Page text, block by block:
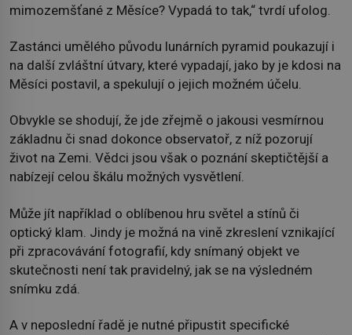
mimozemšťané z Měsíce? Vypadá to tak,“ tvrdí ufolog.
Zastánci umělého původu lunárních pyramid poukazují i
na další zvláštní útvary, které vypadají, jako by je kdosi na
Měsíci postavil, a spekulují o jejich možném účelu.
Obvykle se shodují, že jde zřejmě o jakousi vesmírnou
základnu či snad dokonce observatoř, z níž pozorují
život na Zemi. Vědci jsou však o poznání skeptičtější a
nabízejí celou škálu možných vysvětlení.
Může jít například o oblíbenou hru světel a stínů či
optický klam. Jindy je možná na vině zkreslení vznikající
při zpracovávání fotografií, kdy snímaný objekt ve
skutečnosti není tak pravidelný, jak se na výsledném
snímku zdá.
A v neposlední řadě je nutné připustit specifické